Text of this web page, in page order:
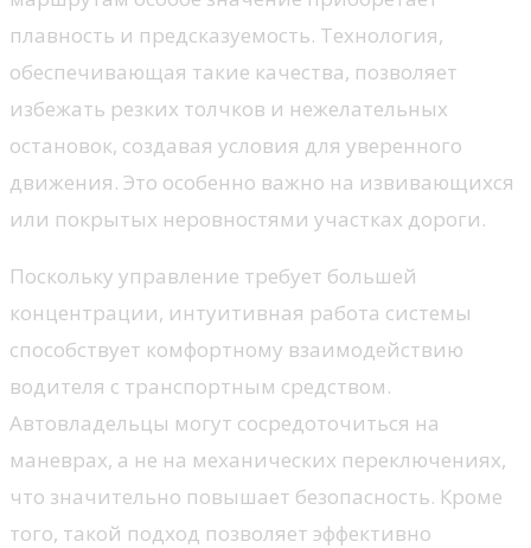
плавность и предсказуемость. Технология,
обеспечивающая такие качества, позволяет
избежать резких толчков и нежелательных
остановок, создавая условия для уверенного
движения. Это особенно важно на извивающихся
или покрытых неровностями участках дороги.
Поскольку управление требует большей
концентрации, интуитивная работа системы
способствует комфортному взаимодействию
водителя с транспортным средством.
Автовладельцы могут сосредоточиться на
маневрах, а не на механических переключениях,
что значительно повышает безопасность. Кроме
того, такой подход позволяет эффективно